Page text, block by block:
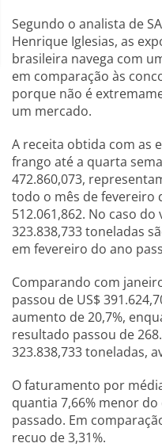
Segundo o analista de
Henrique Iglesias, as
brasileira navega com
em comparação às
porque não é
um mercado.
A receita obtida com as
frango até a quarta
472.860,073,
todo o mês de fevereiro
512.061,862. No caso
323.838,733 toneladas
em fevereiro do ano
Comparando com
passou de US$
aumento de 20,7%,
resultado passou de
323.838,733 toneladas,
O faturamento por
quantia 7,66% menor
passado. Em
recuo de 3,31%.